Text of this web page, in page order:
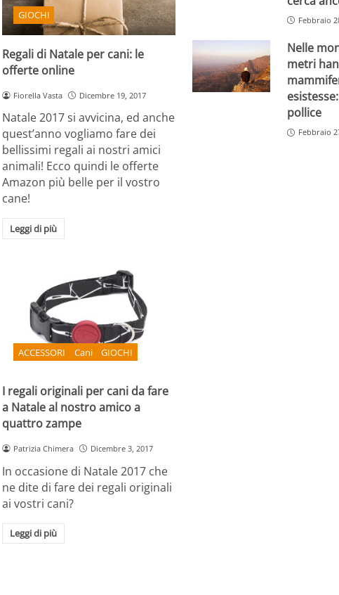
GIOCHI
Regali di Natale per cani: le
offerte online
Fiorella Vasta Dicembre 19, 2017
Natale 2017 si avvicina, ed anche
quest’anno vogliamo fare dei
bellissimi regali ai nostri amici
animali! Ecco quindi le offerte
Amazon più belle per il vostro
cane!
Leggi di più
ACCESSORI Cani GIOCHI
I regali originali per cani da fare
a Natale al nostro amico a
quattro zampe
Patrizia Chimera Dicembre 3, 2017
In occasione di Natale 2017 che
ne dite di fare dei regali originali
ai vostri cani?
Leggi di più
Febbraio
Nelle
metri
pollice
Febbraio